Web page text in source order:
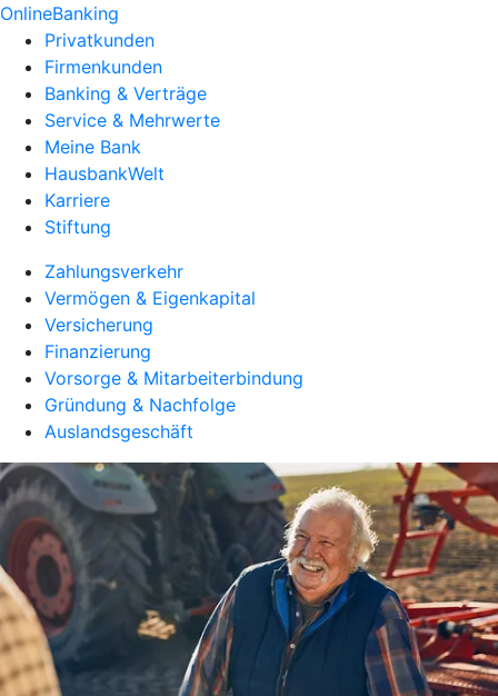
OnlineBanking
Privatkunden
Firmenkunden
Banking & Verträge
Service & Mehrwerte
Meine Bank
HausbankWelt
Karriere
Stiftung
Zahlungsverkehr
Vermögen & Eigenkapital
Versicherung
Finanzierung
Vorsorge & Mitarbeiterbindung
Gründung & Nachfolge
Auslandsgeschäft